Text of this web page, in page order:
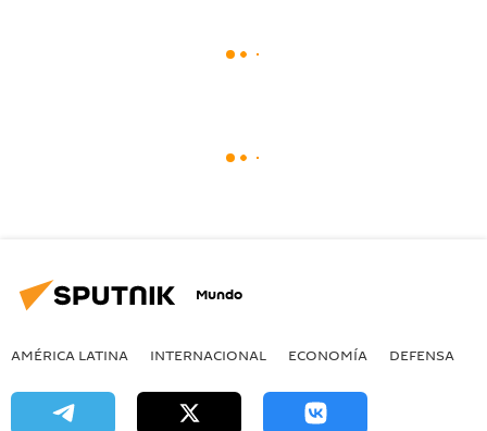
Mundo
AMÉRICA LATINA INTERNACIONAL ECONOMÍA DEFENSA